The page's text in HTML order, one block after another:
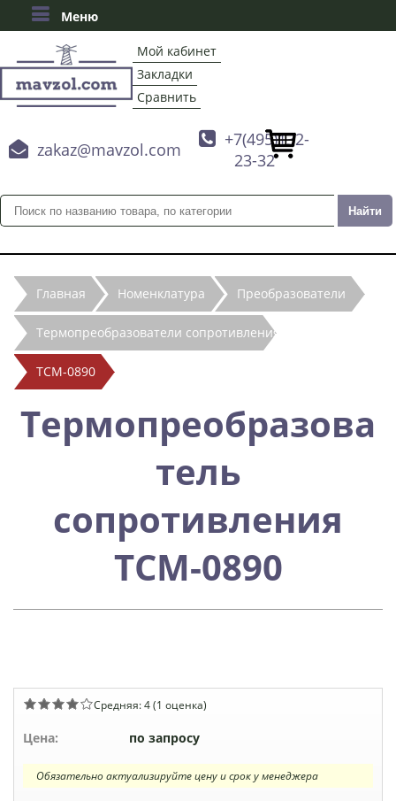
Меню
Мой кабинет
Закладки
Сравнить
 zakaz@mavzol.com
 +7(495)132-
23-32
Главная Номенклатура Преобразователи
Термопреобразователи сопротивления
ТСМ-0890
Термопреобразова
тель
сопротивления
ТСМ-0890
Средняя:4(1 оценка)
Цена: по запросу
Обязательно актуализируйте цену и срок у менеджера